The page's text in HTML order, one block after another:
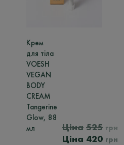
Крем
для тіла
VOESH
VEGAN
BODY
CREAM
Tangerine
Glow, 88
мл
525 грн
Оригінальна
420 грн